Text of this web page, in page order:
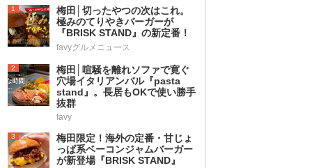
1
梅田│切ったやつの次はこれ。
極みのてりやきバーガーが
『BRISK STAND』の新定番！
favyグルメニュース
2
梅田│喧騒を離れソファで寛ぐ
穴場イタリアンバル『pasta
stand』。長居もOKで使い勝手
抜群
favy
3
梅田限定！海外の定番・甘じょ
っぱ系ベーコンジャムバーガー
が新登場『BRISK STAND』